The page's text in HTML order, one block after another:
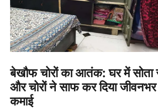
बेखौफ चोरों का आतंक: घर में सोता
और चोरों ने साफ कर दिया जीवनभर
कमाई